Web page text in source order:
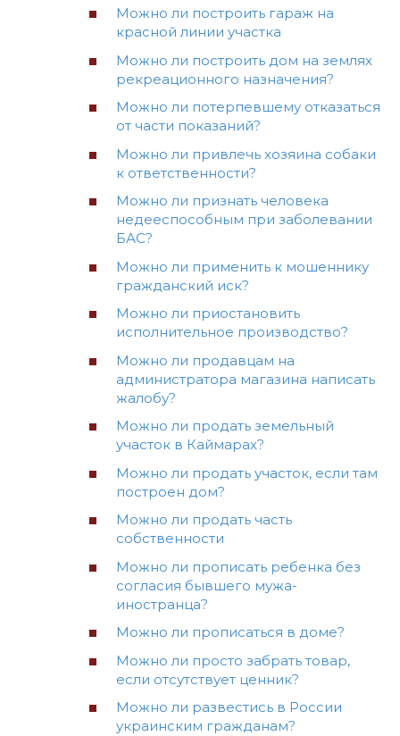
Можно ли построить гараж на
красной линии участка
Можно ли построить дом на землях
рекреационного назначения?
Можно ли потерпевшему отказаться
от части показаний?
Можно ли привлечь хозяина собаки
к ответственности?
Можно ли признать человека
недееспособным при заболевании
БАС?
Можно ли применить к мошеннику
гражданский иск?
Можно ли приостановить
исполнительное производство?
Можно ли продавцам на
администратора магазина написать
жалобу?
Можно ли продать земельный
участок в Каймарах?
Можно ли продать участок, если там
построен дом?
Можно ли продать часть
собственности
Можно ли прописать ребенка без
согласия бывшего мужа-
иностранца?
Можно ли прописаться в доме?
Можно ли просто забрать товар,
если отсутствует ценник?
Можно ли развестись в России
украинским гражданам?